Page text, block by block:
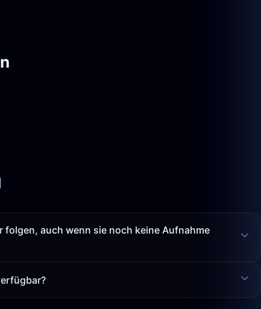
folgen, auch wenn sie noch keine Aufnahme